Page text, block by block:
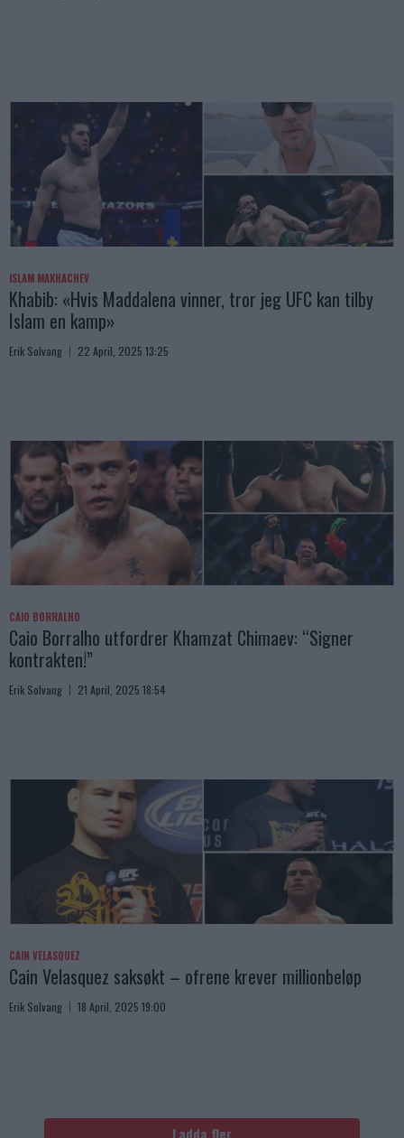
ISLAM MAKHACHEV
Khabib: «Hvis Maddalena vinner, tror jeg UFC kan tilby
Islam en kamp»
Erik Solvang 22 April, 2025 13:25
CAIO BORRALHO
Caio Borralho utfordrer Khamzat Chimaev: “Signer
kontrakten!”
Erik Solvang 21 April, 2025 18:54
CAIN VELASQUEZ
Cain Velasquez saksøkt – ofrene krever millionbeløp
Erik Solvang 18 April, 2025 19:00
Ladda fler